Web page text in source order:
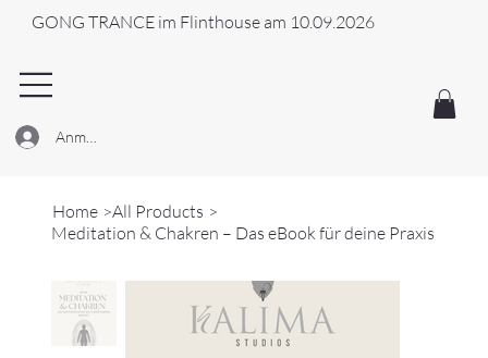
GONG TRANCE im Flinthouse am 10.09.2026
Anmelden
Home >All Products >
Meditation & Chakren – Das eBook für deine Praxis